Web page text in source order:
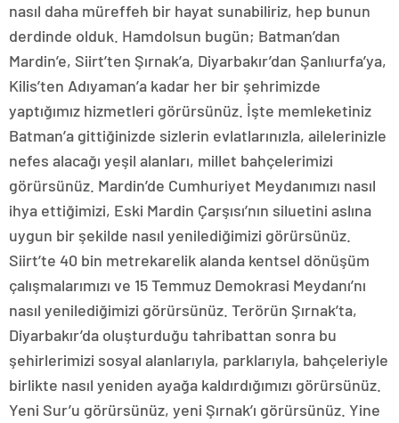
nasıl daha müreffeh bir hayat sunabiliriz, hep bunun
derdinde olduk. Hamdolsun bugün; Batman’dan
Mardin’e, Siirt’ten Şırnak’a, Diyarbakır’dan Şanlıurfa’ya,
Kilis’ten Adıyaman’a kadar her bir şehrimizde
yaptığımız hizmetleri görürsünüz. İşte memleketiniz
Batman’a gittiğinizde sizlerin evlatlarınızla, ailelerinizle
nefes alacağı yeşil alanları, millet bahçelerimizi
görürsünüz. Mardin’de Cumhuriyet Meydanımızı nasıl
ihya ettiğimizi, Eski Mardin Çarşısı’nın siluetini aslına
uygun bir şekilde nasıl yenilediğimizi görürsünüz.
Siirt’te 40 bin metrekarelik alanda kentsel dönüşüm
çalışmalarımızı ve 15 Temmuz Demokrasi Meydanı’nı
nasıl yenilediğimizi görürsünüz. Terörün Şırnak’ta,
Diyarbakır’da oluşturduğu tahribattan sonra bu
şehirlerimizi sosyal alanlarıyla, parklarıyla, bahçeleriyle
birlikte nasıl yeniden ayağa kaldırdığımızı görürsünüz.
Yeni Sur’u görürsünüz, yeni Şırnak’ı görürsünüz. Yine